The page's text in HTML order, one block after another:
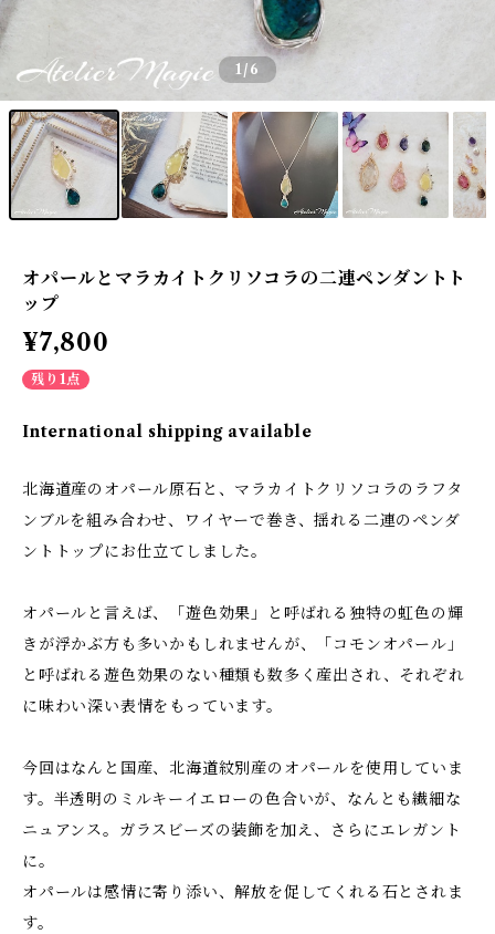
1/6
オパールとマラカイトクリソコラの二連ペンダントト
ップ
¥7,800
残り1点
International shipping available
北海道産のオパール原石と、マラカイトクリソコラのラフタ
ンブルを組み合わせ、ワイヤーで巻き、揺れる二連のペンダ
ントトップにお仕立てしました。
オパールと言えば、「遊色効果」と呼ばれる独特の虹色の輝
きが浮かぶ方も多いかもしれませんが、「コモンオパール」
と呼ばれる遊色効果のない種類も数多く産出され、それぞれ
に味わい深い表情をもっています。
今回はなんと国産、北海道紋別産のオパールを使用していま
す。半透明のミルキーイエローの色合いが、なんとも繊細な
ニュアンス。ガラスビーズの装飾を加え、さらにエレガント
に。
オパールは感情に寄り添い、解放を促してくれる石とされま
す。